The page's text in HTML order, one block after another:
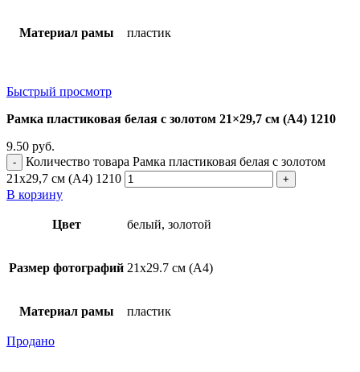
Материал рамы пластик
Быстрый просмотр
Рамка пластиковая белая с золотом 21×29,7 см (А4) 1210
9.50 руб.
Количество товара Рамка пластиковая белая с золотом
21x29,7 см (А4) 1210
В корзину
Цвет белый, золотой
Размер фотографий 21х29.7 см (А4)
Материал рамы пластик
Продано